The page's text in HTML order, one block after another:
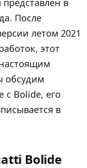
в
После
летом 2021
этот
обсудим
Bolide, его
в
Bolide